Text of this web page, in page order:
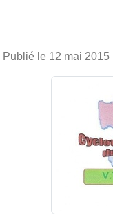
Publié le 12 mai 2015